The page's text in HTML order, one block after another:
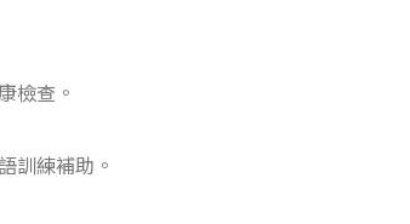
檢查。
訓練補助。